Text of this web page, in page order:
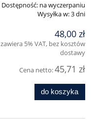
Dostępność: na wyczerpaniu
Wysyłka w:3 dni
48,00 zł
zawiera 5% VAT, bez kosztów
dostawy
Cena netto:45,71 zł
do koszyka